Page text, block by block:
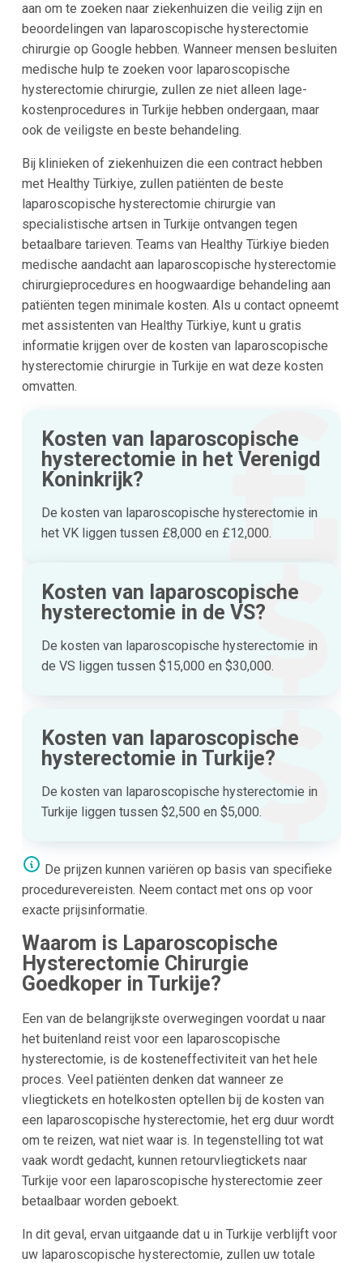
aan om te zoeken naar ziekenhuizen die veilig zijn en
beoordelingen van laparoscopische hysterectomie
chirurgie op Google hebben. Wanneer mensen besluiten
medische hulp te zoeken voor laparoscopische
hysterectomie chirurgie, zullen ze niet alleen lage-
kostenprocedures in Turkije hebben ondergaan, maar
ook de veiligste en beste behandeling.
Bij klinieken of ziekenhuizen die een contract hebben
met Healthy Türkiye, zullen patiënten de beste
laparoscopische hysterectomie chirurgie van
specialistische artsen in Turkije ontvangen tegen
betaalbare tarieven. Teams van Healthy Türkiye bieden
medische aandacht aan laparoscopische hysterectomie
chirurgieprocedures en hoogwaardige behandeling aan
patiënten tegen minimale kosten. Als u contact opneemt
met assistenten van Healthy Türkiye, kunt u gratis
informatie krijgen over de kosten van laparoscopische
hysterectomie chirurgie in Turkije en wat deze kosten
omvatten.
Kosten van laparoscopische
hysterectomie in het Verenigd
Koninkrijk?
De kosten van laparoscopische hysterectomie in
het VK liggen tussen £8,000 en £12,000.
Kosten van laparoscopische
hysterectomie in de VS?
De kosten van laparoscopische hysterectomie in
de VS liggen tussen $15,000 en $30,000.
Kosten van laparoscopische
hysterectomie in Turkije?
De kosten van laparoscopische hysterectomie in
Turkije liggen tussen $2,500 en $5,000.
De prijzen kunnen variëren op basis van specifieke
procedurevereisten. Neem contact met ons op voor
exacte prijsinformatie.
Waarom is Laparoscopische
Hysterectomie Chirurgie
Goedkoper in Turkije?
Een van de belangrijkste overwegingen voordat u naar
het buitenland reist voor een laparoscopische
hysterectomie, is de kosteneffectiviteit van het hele
proces. Veel patiënten denken dat wanneer ze
vliegtickets en hotelkosten optellen bij de kosten van
een laparoscopische hysterectomie, het erg duur wordt
om te reizen, wat niet waar is. In tegenstelling tot wat
vaak wordt gedacht, kunnen retourvliegtickets naar
Turkije voor een laparoscopische hysterectomie zeer
betaalbaar worden geboekt.
In dit geval, ervan uitgaande dat u in Turkije verblijft voor
uw laparoscopische hysterectomie, zullen uw totale